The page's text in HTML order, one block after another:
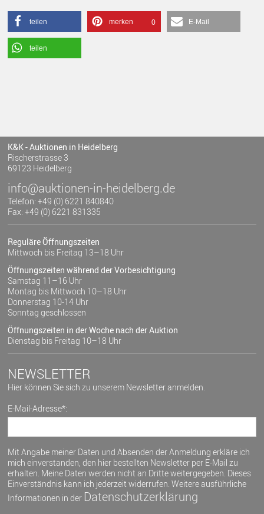
teilen merken 0 E-Mail
teilen
K&K - Auktionen in Heidelberg
Rischerstrasse 3
69123 Heidelberg
info@auktionen-in-heidelberg.de
Telefon: +49 (0) 6221 840840
Fax: +49 (0) 6221 831335
Reguläre Öffnungszeiten
Mittwoch bis Freitag 13–18 Uhr
Öffnungszeiten während der Vorbesichtigung
Samstag 11–16 Uhr
Montag bis Mittwoch 10–18 Uhr
Donnerstag 10-14 Uhr
Sonntag geschlossen
Öffnungszeiten in der Woche nach der Auktion
Dienstag bis Freitag 10–18 Uhr
NEWSLETTER
Hier können Sie sich zu unserem Newsletter anmelden.
E-Mail-Adresse*:
Mit Angabe meiner Daten und Absenden der Anmeldung erkläre ich
mich einverstanden, den hier bestellten Newsletter per E-Mail zu
erhalten. Meine Daten werden nicht an Dritte weitergegeben. Dieses
Einverständnis kann ich jederzeit widerrufen. Weitere ausführliche
Informationen in der Datenschutzerklärung